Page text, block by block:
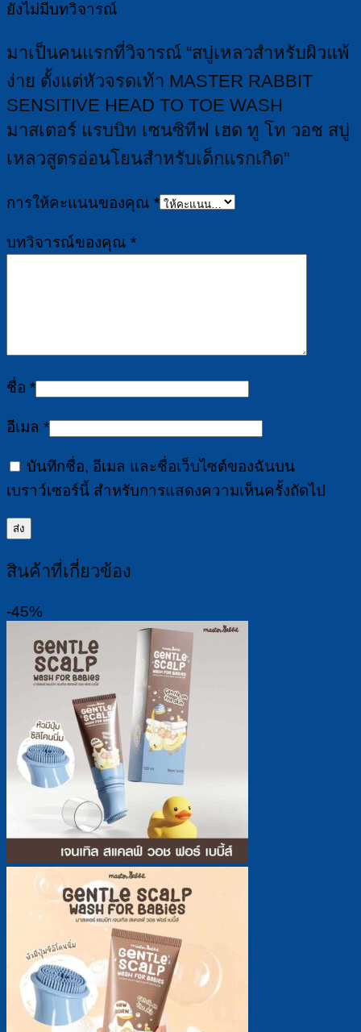
ยังไม่มีบทวิจารณ์
มาเป็นคนแรกที่วิจารณ์ “สบู่เหลวสำหรับผิวแพ้
ง่าย ตั้งแต่หัวจรดเท้า MASTER RABBIT
SENSITIVE HEAD TO TOE WASH
มาสเตอร์ แรบบิท เซนซิทีฟ เฮด ทู โท วอช สบู่
เหลวสูตรอ่อนโยนสำหรับเด็กแรกเกิด”
การให้คะแนนของคุณ *
บทวิจารณ์ของคุณ *
ชื่อ *
อีเมล *
บันทึกชื่อ, อีเมล และชื่อเว็บไซต์ของฉันบน
เบราว์เซอร์นี้ สำหรับการแสดงความเห็นครั้งถัดไป
สินค้าที่เกี่ยวข้อง
-45%